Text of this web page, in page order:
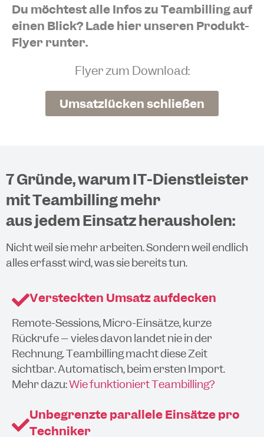
Du möchtest alle Infos zu Teambilling auf
einen Blick? Lade hier unseren Produkt-
Flyer runter.
Flyer zum Download:
Umsatzlücken schließen
7 Gründe, warum IT-Dienstleister
mit Teambilling mehr
aus jedem Einsatz herausholen:
Nicht weil sie mehr arbeiten. Sondern weil endlich
alles erfasst wird, was sie bereits tun.
Versteckten Umsatz aufdecken
Remote-Sessions, Micro-Einsätze, kurze
Rückrufe – vieles davon landet nie in der
Rechnung. Teambilling macht diese Zeit
sichtbar. Automatisch, beim ersten Import.
Mehr dazu:Wie funktioniert Teambilling?
Unbegrenzte parallele Einsätze pro
Techniker